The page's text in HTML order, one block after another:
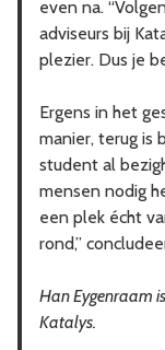
even na.
adviseurs bij
plezier. Dus je
Ergens in het
manier, terug is
student al
mensen nodig
een plek écht
rond,”
Han Eygenraam
Katalys.